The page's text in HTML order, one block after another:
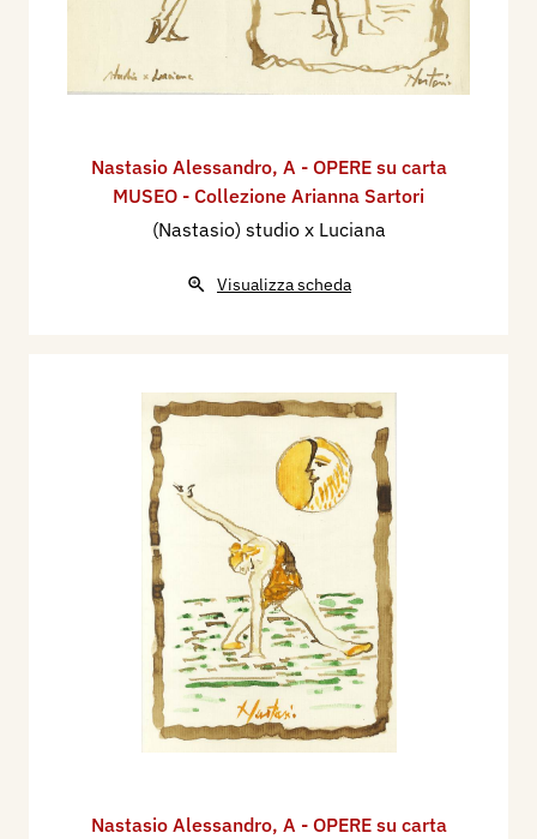
Nastasio Alessandro, A - OPERE su carta
MUSEO - Collezione Arianna Sartori
(Nastasio) studio x Luciana
Visualizza scheda
Nastasio Alessandro, A - OPERE su carta